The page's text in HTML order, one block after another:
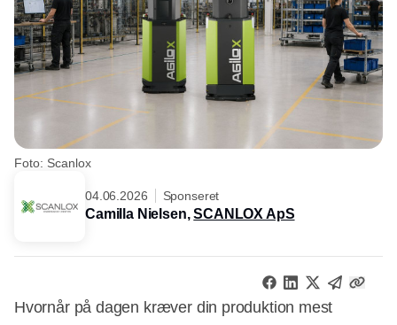
Foto: Scanlox
04.06.2026 Sponseret
Camilla Nielsen,SCANLOX ApS
Hvornår på dagen kræver din produktion mest